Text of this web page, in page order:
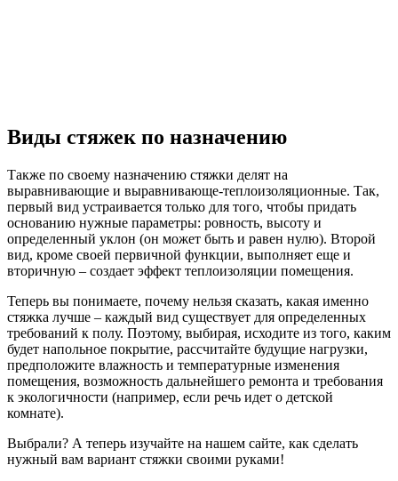
Виды стяжек по назначению
Также по своему назначению стяжки делят на
выравнивающие и выравнивающе-теплоизоляционные. Так,
первый вид устраивается только для того, чтобы придать
основанию нужные параметры: ровность, высоту и
определенный уклон (он может быть и равен нулю). Второй
вид, кроме своей первичной функции, выполняет еще и
вторичную – создает эффект теплоизоляции помещения.
Теперь вы понимаете, почему нельзя сказать, какая именно
стяжка лучше – каждый вид существует для определенных
требований к полу. Поэтому, выбирая, исходите из того, каким
будет напольное покрытие, рассчитайте будущие нагрузки,
предположите влажность и температурные изменения
помещения, возможность дальнейшего ремонта и требования
к экологичности (например, если речь идет о детской
комнате).
Выбрали? А теперь изучайте на нашем сайте, как сделать
нужный вам вариант стяжки своими руками!